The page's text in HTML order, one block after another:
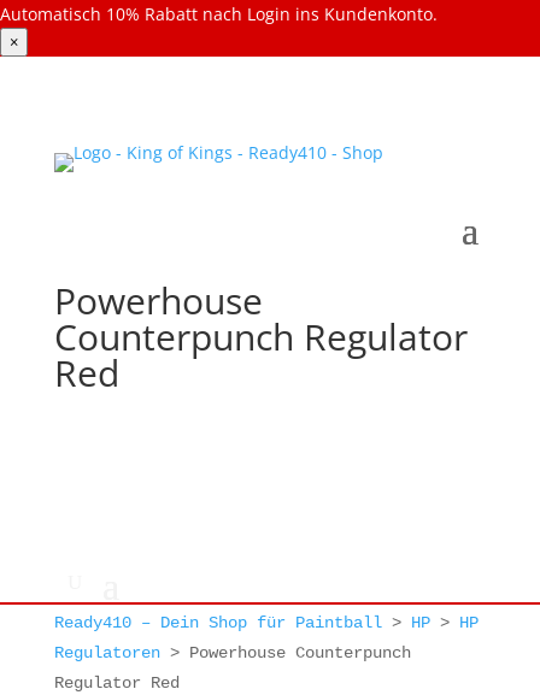
Automatisch 10% Rabatt nach Login ins Kundenkonto.
×
Powerhouse
Counterpunch Regulator
Red
Ready410 – Dein Shop für Paintball> HP> HP
Regulatoren> Powerhouse Counterpunch
Regulator Red